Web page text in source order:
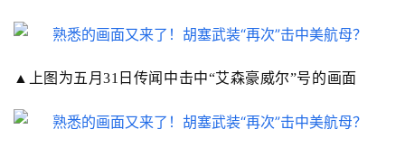
▲ 上图为五月31 日传闻中击中“艾森豪威尔”号的画面